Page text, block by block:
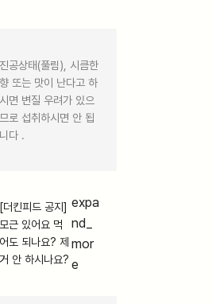
진공상태(풀림), 시큼한
향 또는 맛이 난다고 하
시면 변질 우려가 있으
므로 섭취하시면 안 됩
니다 .
[더킨피드 공지]
모근 있어요 먹
어도 되나요? 제
거 안 하시나요?
expa
nd_
mor
e